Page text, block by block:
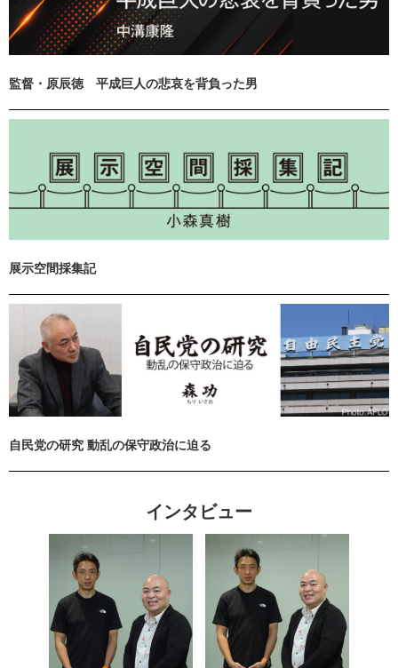
監督・原辰徳 平成巨人の悲哀を背負った男
展示空間採集記
自民党の研究 動乱の保守政治に迫る
インタビュー